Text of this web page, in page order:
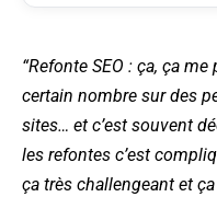
“Refonte SEO : ça, ça
certain nombre sur des
sites… et c’est souvent
les refontes c’est
ça très challengeant et